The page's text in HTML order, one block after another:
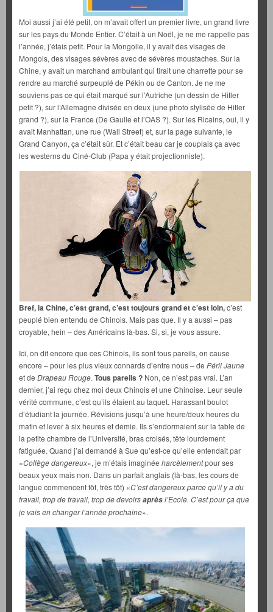
Moi aussi j’ai été petit, on m’avait offert un premier livre, un grand livre
sur les pays du Monde Entier. C’était à un Noël, je ne me rappelle pas
l’année, j’étais petit. Pour la Mongolie, il y avait des visages de
Mongols, des visages sévères avec de sévères moustaches. Sur la
Chine, y avait un marchand ambulant qui tirait une charrette pour se
rendre au marché surpeuplé de Pékin ou de Canton. Je ne me
souviens pas ce qui était marqué sur l’Autriche (un dessin de Hitler
petit ?), sur l’Allemagne divisée en deux (une photo stylisée de Hitler
grand ?), sur la France (De Gaulle et l’OAS ?). Sur les Ricains, oui, il y
avait Manhattan, une rue (Wall Street) et, sur la page suivante, le
Grand Canyon, ça c’était sûr. Et c’était beau car je couplais ça avec
les westerns du Ciné-Club (Papa y était projectionniste).
Bref, la Chine, c’est grand, c’est toujours grand et c’est loin,c’est
peuplé bien entendu de Chinois. Mais pas que. Il y a aussi – pas
croyable, hein – des Américains là-bas. Si, si, je vous assure.
Ici, on dit encore que ces Chinois, ils sont tous pareils, on cause
encore – pour les plus vieux connards d’entre nous – de Péril Jaune
et de Drapeau Rouge. Tous pareils ? Non, ce n’est pas vrai. L’an
dernier, j’ai reçu chez moi deux Chinois et une Chinoise. Leur seule
vérité commune, c’est qu’ils étaient au taquet. Harassant boulot
d’étudiant la journée. Révisions jusqu’à une heure/deux heures du
matin et lever à six heures et demie. Ils s’endormaient sur la table de
la petite chambre de l’Université, bras croisés, tête lourdement
fatiguée. Quand j’ai demandé à Sue qu’est-ce qu’elle entendait par
«Collège dangereux», je m’étais imaginée harcèlementpour ses
beaux yeux mais non. Dans un parfait anglais (là-bas, les cours de
langue commencent tôt, très tôt) «C’est dangereux parce qu’il y a du
travail, trop de travail, trop de devoirsaprèsl’Ecole. C’est pour ça que
je vais en changer l’année prochaine».